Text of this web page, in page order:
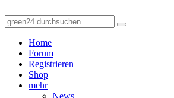
Home
Forum
Registrieren
Shop
mehr
News